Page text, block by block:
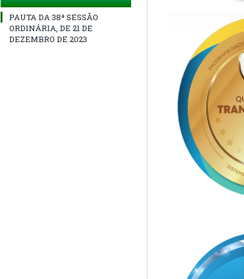
PAUTA DA 38ª SESSÃO
ORDINÁRIA, DE 21 DE
DEZEMBRO DE 2023